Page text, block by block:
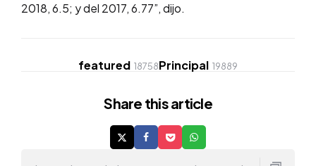
2018, 6.5; y del 2017, 6.77”, dijo.
featured 18758Principal 19889
Share this article